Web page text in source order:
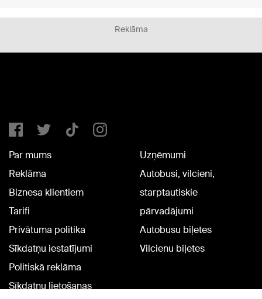
Reklāma
Par mums
Reklāma
Biznesa klientiem
Tarifi
Privātuma politika
Sīkdatņu iestatījumi
Politiskā reklāma
Sīkdatņu lietošanas
Uzņēmumi
Autobusi, vilcieni,
starptautiskie
pārvadājumi
Autobusu biļetes
Vilcienu biļetes